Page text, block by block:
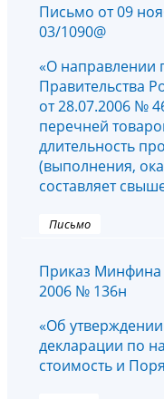
Письмо от 09
03/1090@
«О направлении
Правительства
от 28.07.2006 №
перечней
длительность
(выполнения,
составляет
Письмо
Приказ Минфина
2006 № 136н
«Об
декларации по
стоимость и